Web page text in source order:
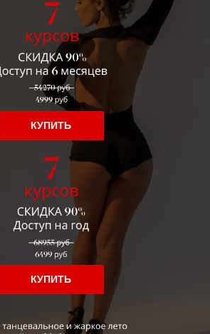
КУПИТЬ
КУПИТЬ